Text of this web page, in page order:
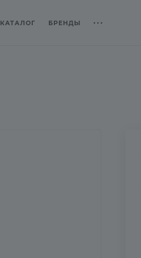
КАТАЛОГ БРЕНДЫ